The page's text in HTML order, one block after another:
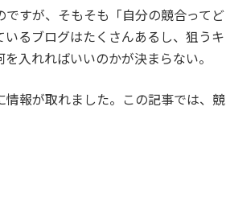
ですが、そもそも「自分の競合ってど
るブログはたくさんあるし、狙うキ
入れればいいのかが決まらない。
報が取れました。この記事では、競